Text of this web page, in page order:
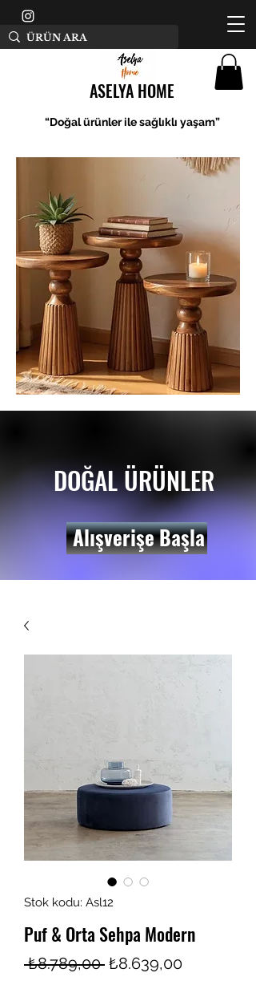
ASELYA HOME
“Doğal ürünler ile sağlıklı yaşam”
DOĞAL ÜRÜNLER
Alışverişe Başla
Stok kodu: Asl12
Puf & Orta Sehpa Modern
₺8.789,00 Normal
₺8.639,00İndirimli